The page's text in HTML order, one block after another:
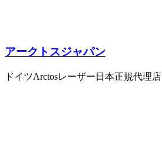
アークトスジャパン
ドイツArctosレーザー日本正規代理店